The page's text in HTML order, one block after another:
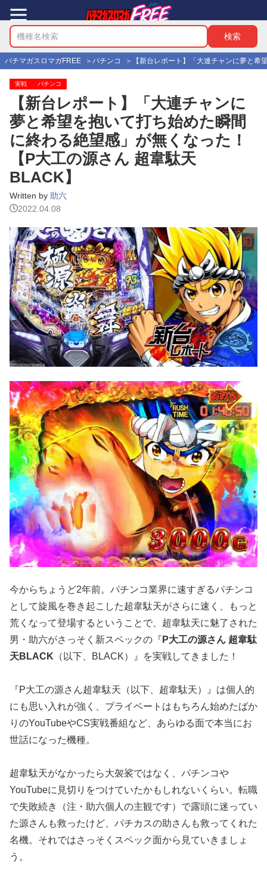
パチマガスロマガFREE パチンコ 【新台レポート】「大連チャンに夢と
実戦 パチンコ
【新台レポート】「大連チャンに
夢と希望を抱いて打ち始めた瞬間
に終わる絶望感」が無くなった！
【P大工の源さん 超韋駄天
BLACK】
Written by 助六
2022.04.08
今からちょうど2年前。パチンコ業界に速すぎるパチンコ
として旋風を巻き起こした超韋駄天がさらに速く、もっと
荒くなって登場するということで、超韋駄天に魅了された
男・助六がさっそく新スペックの『 P大工の源さん 超韋駄
天BLACK （以下、BLACK）』を実戦してきました！
『P大工の源さん超韋駄天（以下、超韋駄天）』は個人的
にも思い入れが強く、プライベートはもちろん始めたばか
りのYouTubeやCS実戦番組など、あらゆる面で本当にお
世話になった機種。
超韋駄天がなかったら大袈裟ではなく、パチンコや
YouTubeに見切りをつけていたかもしれないくらい。転職
で失敗続き（注・助六個人の主観です）で露頭に迷ってい
た源さんも救ったけど、パチカスの助さんも救ってくれた
名機。それではさっそくスペック面から見ていきましょ
う。